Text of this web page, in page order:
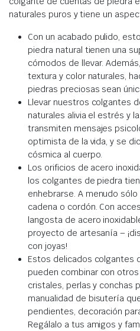
naturales puros y tiene un
Con un acabado pulido,
piedra natural tienen una
cómodos de llevar.
textura y color naturales,
piedras preciosas sean
Llevar nuestros colgantes
naturales alivia el estrés y
transmiten mensajes
optimista de la vida, y se
cósmica al cuerpo.
Los orificios de acero
los colgantes de piedra
enhebrarse. A menudo
cadena o cordón. Con
langosta de acero
proyecto de artesanía –
con joyas!
Estos delicados colgantes
pueden combinar con
cristales, perlas y conchas
manualidad de bisutería
pendientes, decoración
Regálalo a tus amigos y